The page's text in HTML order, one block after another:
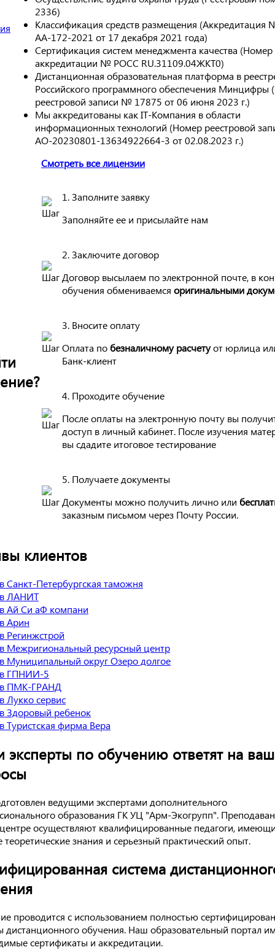
2336)
Классификация средств размещения (Аккредитация
АА-172-2021 от 17 декабря 2021 года)
Сертификация систем менеджмента качества (Номер
аккредитации № РОСС RU.31109.04ЖКТ0)
Дистанционная образовательная платформа в
Российского программного обеспечения Минцифры
реестровой записи № 17875 от 06 июня 2023 г.)
Мы аккредитованы как IT-Компания в области
информационных технологий (Номер реестровой
АО-20230801-13634922664-3 от 02.08.2023 г.)
Смотреть все лицензии
1. Заполните заявку
Заполняйте ее и присылайте нам
2. Заключите договор
Договор высылаем по электронной почте, в
обучения обмениваемся оригинальными
3. Вносите оплату
Оплата по безналичному расчетуот юрлица
Банк-клиент
4. Проходите обучение
После оплаты на электронную почту вы
доступ в личный кабинет. После изучения
вы сдадите итоговое тестирование
5. Получаете документы
Документы можно получить лично или
заказным письмом через Почту России.
клиентов
эксперты по обучению ответят на
ведущими экспертами дополнительного
образования ГК УЦ "Арм-Экогрупп".
осуществляют квалифицированные педагоги,
теоретические знания и серьезный практический опыт.
система
проводится с использованием полностью
дистанционного обучения. Наш образовательный портал
сертификаты и аккредитации.